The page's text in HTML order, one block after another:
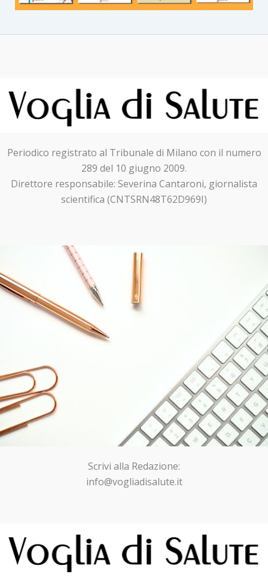
Periodico registrato al Tribunale di Milano con il numero
289 del 10 giugno 2009.
Direttore responsabile: Severina Cantaroni, giornalista
scientifica (CNTSRN48T62D969I)
Scrivi alla Redazione:
info@vogliadisalute.it